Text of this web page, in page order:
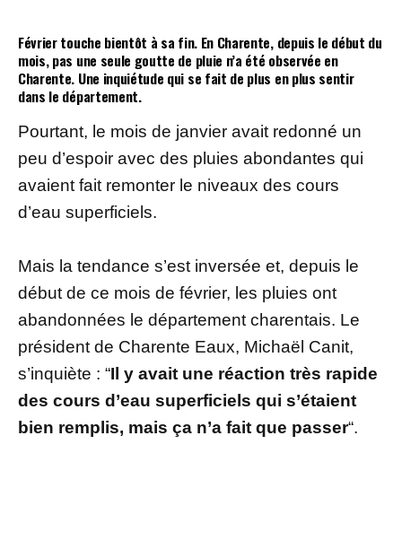
Février touche bientôt à sa fin. En Charente, depuis le début du
mois, pas une seule goutte de pluie n’a été observée en
Charente. Une inquiétude qui se fait de plus en plus sentir
dans le département.
Pourtant, le mois de janvier avait redonné un
peu d’espoir avec des pluies abondantes qui
avaient fait remonter le niveaux des cours
d’eau superficiels.
Mais la tendance s’est inversée et, depuis le
début de ce mois de février, les pluies ont
abandonnées le département charentais. Le
président de Charente Eaux, Michaël Canit,
s’inquiète : “Il y avait une réaction très rapide
des cours d’eau superficiels qui s’étaient
bien remplis, mais ça n’a fait que passer“.